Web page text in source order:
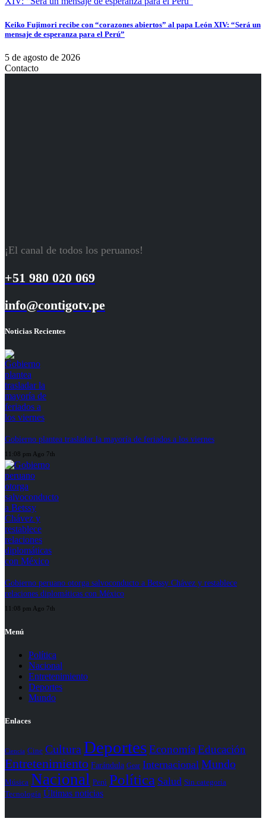
Keiko Fujimori recibe con “corazones abiertos” al papa León XIV: “Será un
mensaje de esperanza para el Perú”
5 de agosto de 2026
Contacto
¡El canal de todos los peruanos!
+51 980 020 069
info@contigotv.pe
Noticias Recientes
Gobierno plantea trasladar la mayoría de feriados a los viernes
11:08 pm Ago 7th
Gobierno peruano otorga salvoconducto a Betssy Chávez y restablece
relaciones diplomáticas con México
11:08 pm Ago 7th
Menú
Política
Nacional
Entretenimiento
Deportes
Mundo
Enlaces
Ciencia Cine Cultura DeportesEconomía Educación
Entretenimiento Farándula Gear Internacional Mundo
Música Nacional Perú Política Salud Sin categoría
Tecnología Últimas noticias